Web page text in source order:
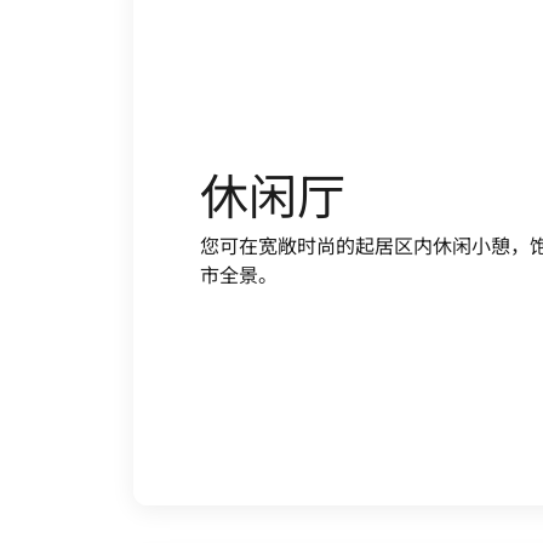
休闲厅
您可在宽敞时尚的起居区内休闲小憩，
市全景。